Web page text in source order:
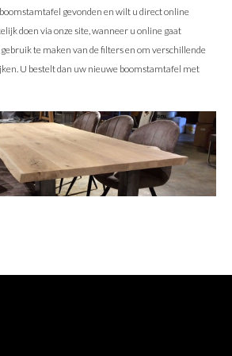
gevonden en wilt u direct online
doen via onze site, wanneer u online gaat
te maken van de filters en om verschillende
U bestelt dan uw nieuwe boomstamtafel met